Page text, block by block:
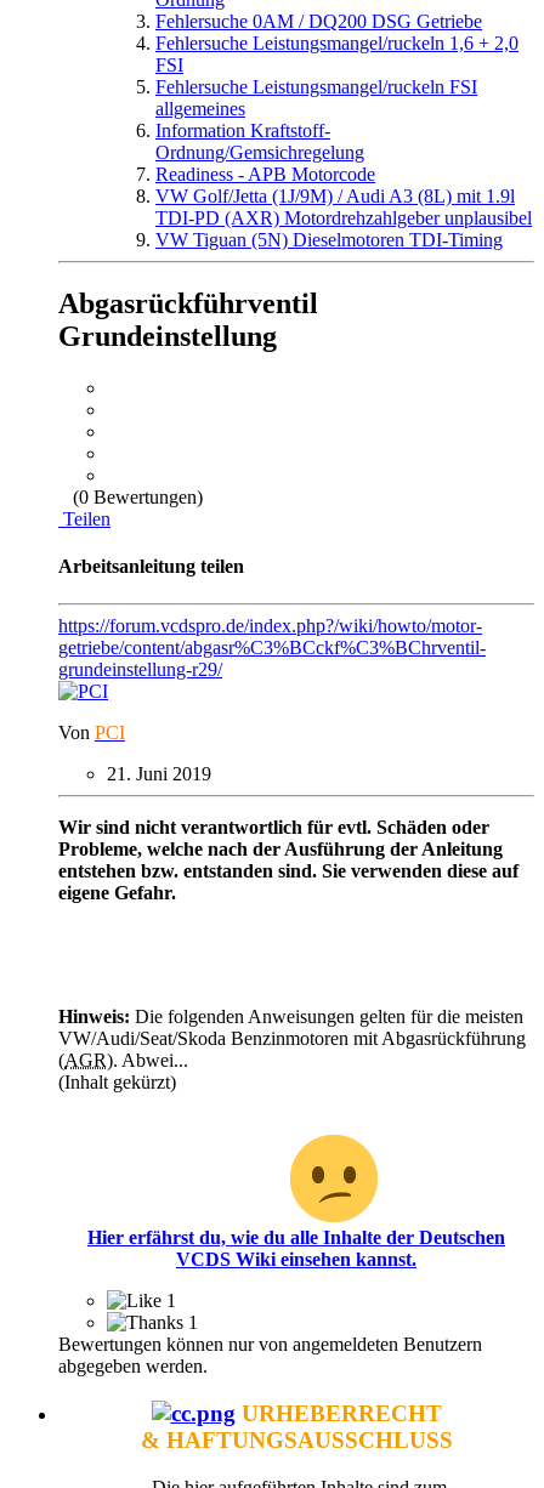
Fehlersuche 0AM / DQ200 DSG Getriebe
Fehlersuche Leistungsmangel/ruckeln 1,6 + 2,0
FSI
Fehlersuche Leistungsmangel/ruckeln FSI
allgemeines
Information Kraftstoff-
Ordnung/Gemsichregelung
Readiness - APB Motorcode
VW Golf/Jetta (1J/9M) / Audi A3 (8L) mit 1.9l
TDI-PD (AXR) Motordrehzahlgeber unplausibel
VW Tiguan (5N) Dieselmotoren TDI-Timing
Abgasrückführventil
Grundeinstellung
(0 Bewertungen)
Teilen
Arbeitsanleitung teilen
https://forum.vcdspro.de/index.php?/wiki/howto/motor-
getriebe/content/abgasr%C3%BCckf%C3%BChrventil-
grundeinstellung-r29/
Von PCI
21. Juni 2019
Wir sind nicht verantwortlich für evtl. Schäden oder
Probleme, welche nach der Ausführung der Anleitung
entstehen bzw. entstanden sind. Sie verwenden diese auf
eigene Gefahr.
Hinweis: Die folgenden Anweisungen gelten für die meisten
VW/Audi/Seat/Skoda Benzinmotoren mit Abgasrückführung
(AGR). Abwei...
(Inhalt gekürzt)
Hier erfährst du, wie du alle Inhalte der Deutschen
VCDS Wiki einsehen kannst.
1
1
Bewertungen können nur von angemeldeten Benutzern
abgegeben werden.
URHEBERRECHT
& HAFTUNGSAUSSCHLUSS